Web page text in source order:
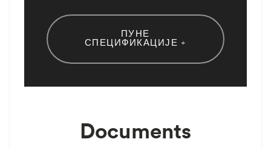
ПУНЕ
СПЕЦИФИКАЦИЈЕ +
Documents